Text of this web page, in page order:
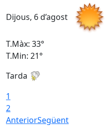
Dijous, 6 d’agost
T.Màx: 33°
T.Min: 21°
Tarda
1
2
AnteriorSegüent